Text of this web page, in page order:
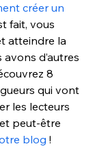
créer un
fait, vous
atteindre la
d’autres
8
qui vont
les lecteurs
peut-être
blog !